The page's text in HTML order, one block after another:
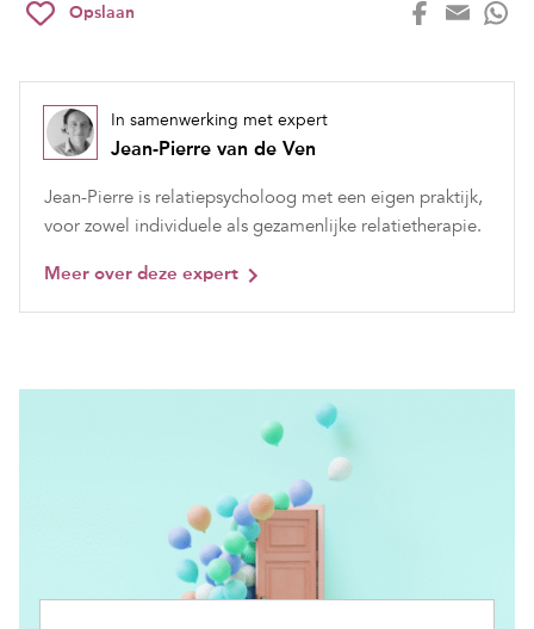
Opslaan
In samenwerking met expert
Jean-Pierre van de Ven
Jean-Pierre is relatiepsycholoog met een eigen praktijk,
voor zowel individuele als gezamenlijke relatietherapie.
Meer over deze expert